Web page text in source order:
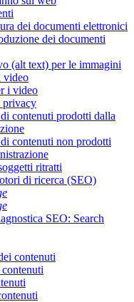
dei documenti elettronici
dei documenti
(alt text) per le immagini
video
i video
privacy
contenuti prodotti dalla
contenuti non prodotti
ritratti
di ricerca (SEO)
SEO: Search
contenuti